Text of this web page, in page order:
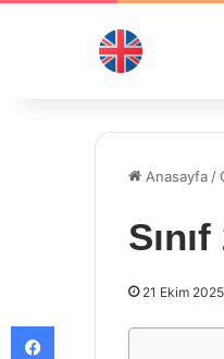
Anasayfa /
21 Ekim 2025
Facebook